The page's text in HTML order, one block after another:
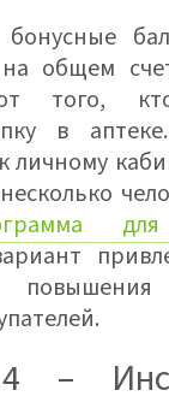
на общем
того,
в
личному